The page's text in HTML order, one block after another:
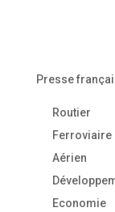
Presse
Routier
Ferroviaire
Aérien
Economie